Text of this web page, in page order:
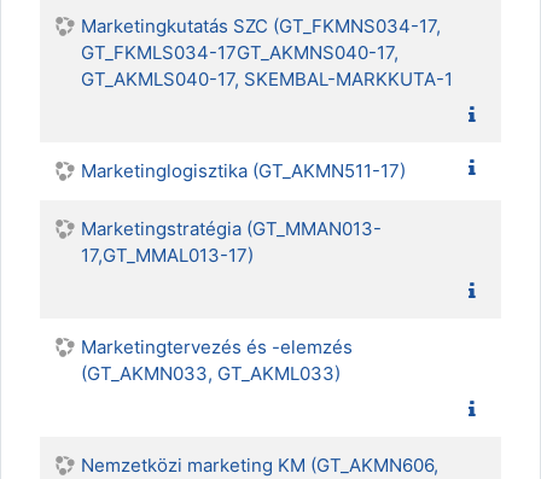
Marketingkutatás SZC (GT_FKMNS034-17,
GT_FKMLS034-17GT_AKMNS040-17,
GT_AKMLS040-17, SKEMBAL-MARKKUTA-1
Marketinglogisztika (GT_AKMN511-17)
Marketingstratégia (GT_MMAN013-
17,GT_MMAL013-17)
Marketingtervezés és -elemzés
(GT_AKMN033, GT_AKML033)
Nemzetközi marketing KM (GT_AKMN606,